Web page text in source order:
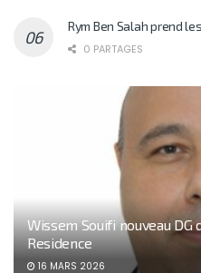
Rym Ben Salah prend
0 PARTAGES
Wissem Souifi nouveau
Residence
16 MARS 2026